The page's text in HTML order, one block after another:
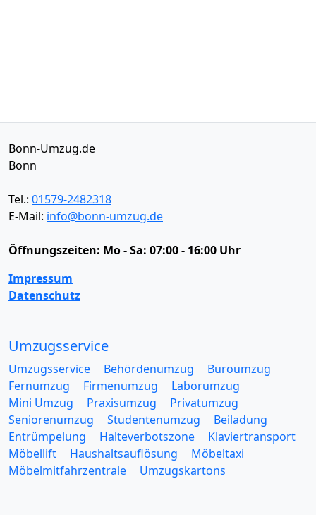
Bonn-Umzug.de
Bonn
Tel.: 01579-2482318
E-Mail: info@bonn-umzug.de
Öffnungszeiten: Mo - Sa: 07:00 - 16:00 Uhr
Impressum
Datenschutz
Umzugsservice
Umzugsservice Behördenumzug
Büroumzug
Fernumzug
Firmenumzug
Laborumzug
Mini Umzug
Praxisumzug
Privatumzug
Seniorenumzug
Studentenumzug
Beiladung
Entrümpelung
Halteverbotszone
Klaviertransport
Möbellift
Haushaltsauflösung
Möbeltaxi
Möbelmitfahrzentrale
Umzugskartons